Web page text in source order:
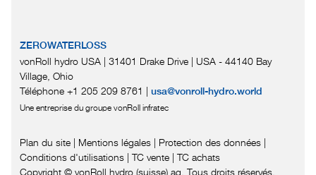
ZEROWATERLOSS
vonRoll hydro USA | 31401 Drake Drive | USA - 44140 Bay
Village, Ohio
Téléphone +1 205 209 8761 | usa@vonroll-hydro.world
Une entreprise du groupe vonRoll infratec
Plan du site | Mentions légales | Protection des données |
Conditions d'utilisations | TC vente | TC achats
Copyright © vonRoll hydro (suisse) ag. Tous droits réservés.